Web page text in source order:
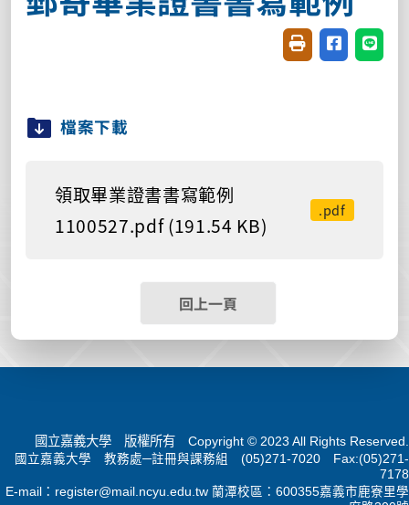
友善列印(開新視
分享至臉書
分享
檔案下載
領取畢業證書書寫範例
1100527.pdf (191.54 KB)
.pdf
回上一頁
國立嘉義大學 版權所有 Copyright © 2023 All Rights Reserved.
國立嘉義大學 教務處─註冊與課務組 (05)271-7020 Fax:(05)271-
7178
E-mail： register@mail.ncyu.edu.tw 蘭潭校區：600355嘉義市鹿寮里學